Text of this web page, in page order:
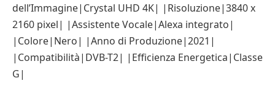
dell’Immagine|Crystal UHD 4K| |Risoluzione|3840 x
2160 pixel| |Assistente Vocale|Alexa integrato|
|Colore|Nero| |Anno di Produzione|2021|
|Compatibilità|DVB-T2| |Efficienza Energetica|Classe
G|